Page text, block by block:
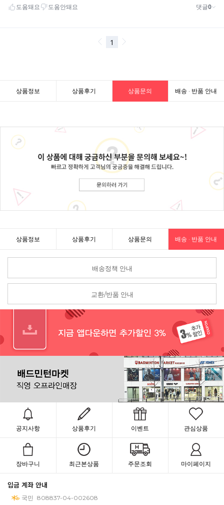
상품정보 상품후기 상품문의 배송 · 반품 안내
상품정보 상품후기 상품문의 배송 · 반품 안내
배송정책 안내
교환/반품 안내
공지사항 상품후기 이벤트 관심상품
장바구니 최근본상품 주문조회 마이페이지
입금 계좌 안내
국민 808837-04-002608